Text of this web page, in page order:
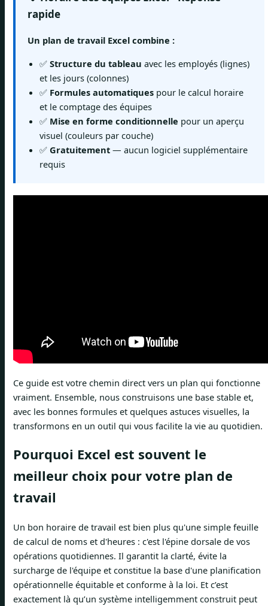
rapide
Un plan de travail Excel combine :
✅ Structure du tableau avec les employés (lignes)
et les jours (colonnes)
✅ Formules automatiques pour le calcul horaire
et le comptage des équipes
✅ Mise en forme conditionnelle pour un aperçu
visuel (couleurs par couche)
✅ Gratuitement — aucun logiciel supplémentaire
requis
Ce guide est votre chemin direct vers un plan qui fonctionne
vraiment. Ensemble, nous construisons une base stable et,
avec les bonnes formules et quelques astuces visuelles, la
transformons en un outil qui vous facilite la vie au quotidien.
Pourquoi Excel est souvent le
meilleur choix pour votre plan de
travail
Un bon horaire de travail est bien plus qu'une simple feuille
de calcul de noms et d'heures : c'est l'épine dorsale de vos
opérations quotidiennes. Il garantit la clarté, évite la
surcharge de l'équipe et constitue la base d'une planification
opérationnelle équitable et conforme à la loi. Et c’est
exactement là qu’un système intelligemment construit peut